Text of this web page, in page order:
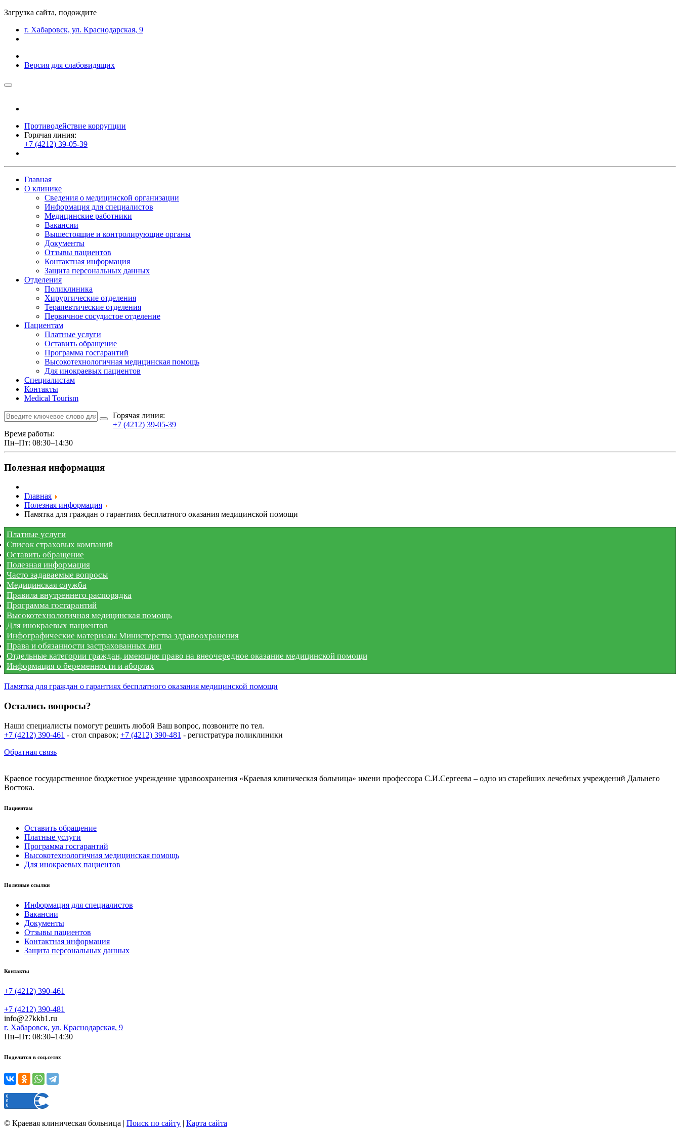
Загрузка сайта, подождите
г. Хабаровск, ул. Краснодарская, 9
Версия для слабовидящих
Противодействие коррупции
Горячая линия:
+7 (4212) 39-05-39
Главная
О клинике
Сведения о медицинской организации
Информация для специалистов
Медицинские работники
Вакансии
Вышестоящие и контролирующие органы
Документы
Отзывы пациентов
Контактная информация
Защита персональных данных
Отделения
Поликлиника
Хирургические отделения
Терапевтические отделения
Первичное сосудистое отделение
Пациентам
Платные услуги
Оставить обращение
Программа госгарантий
Высокотехнологичная медицинская помощь
Для инокраевых пациентов
Специалистам
Контакты
Medical Tourism
Горячая линия:
+7 (4212) 39-05-39
Время работы:
Пн–Пт: 08:30–14:30
Полезная информация
Главная
Полезная информация
Памятка для граждан о гарантиях бесплатного оказания медицинской помощи
Платные услуги
Список страховых компаний
Оставить обращение
Полезная информация
Часто задаваемые вопросы
Медицинская служба
Правила внутреннего распорядка
Программа госгарантий
Высокотехнологичная медицинская помощь
Для инокраевых пациентов
Инфографические материалы Министерства здравоохранения
Права и обязанности застрахованных лиц
Отдельные категории граждан, имеющие право на внеочередное оказание медицинской помощи
Информация о беременности и абортах
Памятка для граждан о гарантиях бесплатного оказания медицинской помощи
Остались вопросы?
Наши специалисты помогут решить любой Ваш вопрос, позвоните по тел.
+7 (4212) 390-461 - стол справок; +7 (4212) 390-481 - регистратура поликлиники
Обратная связь
Краевое государственное бюджетное учреждение здравоохранения «Краевая клиническая больница» имени профессора С.И.Сергеева – одно из старейших лечебных учреждений Дальнего
Востока.
Пациентам
Оставить обращение
Платные услуги
Программа госгарантий
Высокотехнологичная медицинская помощь
Для инокраевых пациентов
Полезные ссылки
Информация для специалистов
Вакансии
Документы
Отзывы пациентов
Контактная информация
Защита персональных данных
Контакты
+7 (4212) 390-461
+7 (4212) 390-481
info@27kkb1.ru
г. Хабаровск, ул. Краснодарская, 9
Пн–Пт: 08:30–14:30
Поделится в соц.сетях
© Краевая клиническая больница | Поиск по сайту | Карта сайта